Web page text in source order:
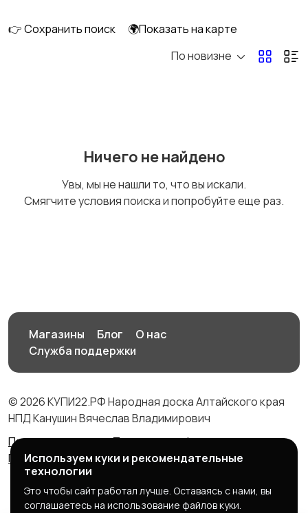
👉 Сохранить поиск
🌍Показать на карте
По новизне
Ничего не найдено
Увы, мы не нашли то, что вы искали.
Смягчите условия поиска и попробуйте еще раз.
Магазины Блог
О нас
Служба поддержки
© 2026 КУПИ22.РФ Народная доска Алтайского края
НПД Канушин Вячеслав Владимирович
Правила сервиса
Политика конфиденциальности
Политика использования cookie
Используем куки и рекомендательные
технологии
Это чтобы сайт работал лучше. Оставаясь с нами, вы
соглашаетесь на использование файлов куки.